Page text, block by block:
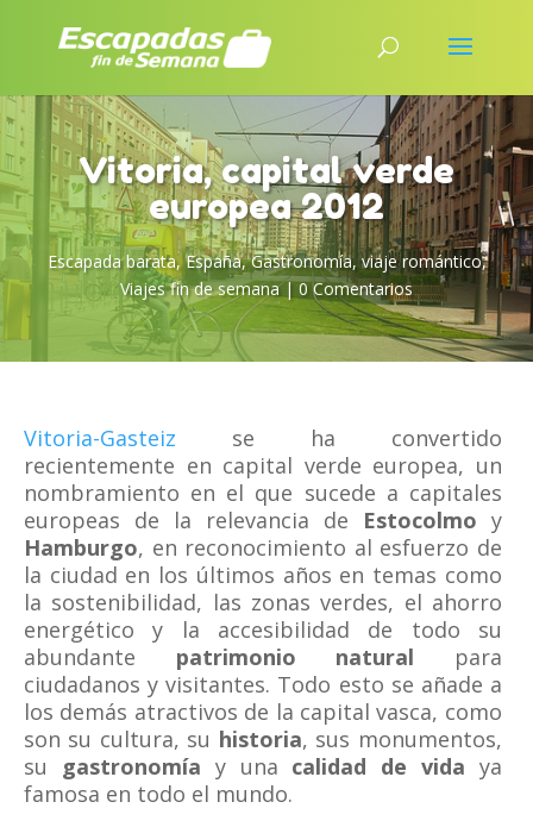
Vitoria, capital verde
europea 2012
Escapada barata,España,Gastronomía,viaje romántico,
Viajes fin de semana|0 Comentarios
Vitoria-Gasteiz se ha convertido
recientemente en capital verde europea, un
nombramiento en el que sucede a capitales
europeas de la relevancia de Estocolmo y
Hamburgo, en reconocimiento al esfuerzo de
la ciudad en los últimos años en temas como
la sostenibilidad, las zonas verdes, el ahorro
energético y la accesibilidad de todo su
abundante patrimonio natural para
ciudadanos y visitantes. Todo esto se añade a
los demás atractivos de la capital vasca, como
son su cultura, su historia, sus monumentos,
su gastronomía y una calidad de vida ya
famosa en todo el mundo.